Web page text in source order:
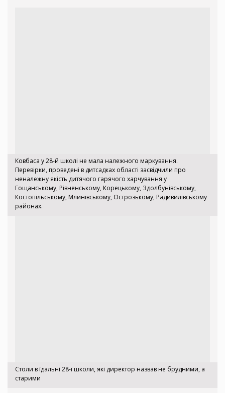
Ковбаса у 28-й школі не мала належного маркування.
Перевірки, проведені в дитсадках області засвідчили про
неналежну якість дитячого гарячого харчування у
Гощанському, Рівненському, Корецькому, Здолбунівському,
Костопільському, Млинівському, Острозькому, Радивилівському
районах.
Столи в їдальні 28-ї школи, які директор назвав не брудними, а
старими